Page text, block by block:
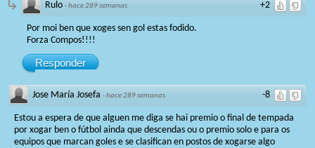
+2
Rulo ·hace 289 semanas
Por moi ben que xoges sen gol estas fodido.
Forza Compos!!!!
Responder
-8
Jose María Josefa ·hace 289 semanas
Estou a espera de que alguen me diga se hai premio o final de tempada
por xogar ben o fútbol ainda que descendas ou o premio solo e para os
equipos que marcan goles e se clasifican en postos de xogarse algo